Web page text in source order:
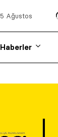
5 Ağustos
Haberler